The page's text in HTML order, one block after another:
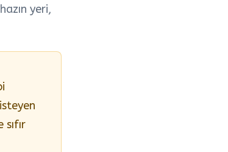
yeri,